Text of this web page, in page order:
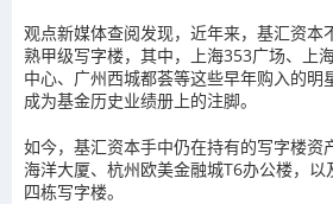
观点新媒体查阅发现，近年来，基汇资本
熟甲级写字楼，其中，上海353广场、上
中心、广州西城都荟等这些早年购入的明
成为基金历史业绩册上的注脚。
如今，基汇资本手中仍在持有的写字楼资
海洋大厦、杭州欧美金融城T6办公楼，
四栋写字楼。